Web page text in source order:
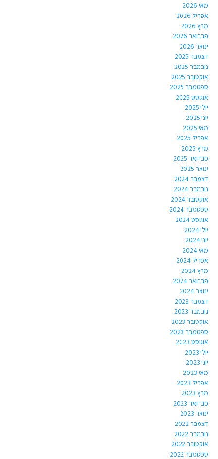
מאי 2026
אפריל 2026
מרץ 2026
פברואר 2026
ינואר 2026
דצמבר 2025
נובמבר 2025
אוקטובר 2025
ספטמבר 2025
אוגוסט 2025
יולי 2025
יוני 2025
מאי 2025
אפריל 2025
מרץ 2025
פברואר 2025
ינואר 2025
דצמבר 2024
נובמבר 2024
אוקטובר 2024
ספטמבר 2024
אוגוסט 2024
יולי 2024
יוני 2024
מאי 2024
אפריל 2024
מרץ 2024
פברואר 2024
ינואר 2024
דצמבר 2023
נובמבר 2023
אוקטובר 2023
ספטמבר 2023
אוגוסט 2023
יולי 2023
יוני 2023
מאי 2023
אפריל 2023
מרץ 2023
פברואר 2023
ינואר 2023
דצמבר 2022
נובמבר 2022
אוקטובר 2022
ספטמבר 2022